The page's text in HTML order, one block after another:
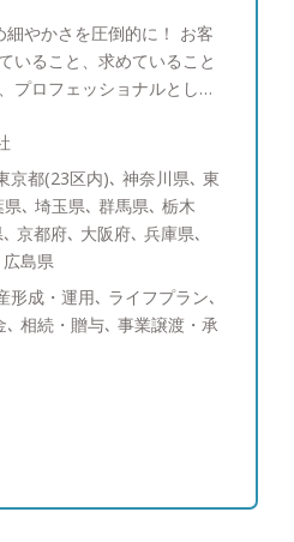
やかさを圧倒的に！ お客
いること、求めていること
プロフェッショナルとして
有された後も、刻一刻と移
響を受けてお客様は様々な
があります。株式等の価格
じで、今日良いと思っても
は限りません。適宜、お客
がら先回りして情報提供を
産運用を安心して行ってい
います。 ●IFAとしての想
ご存じない方も多いかと思
談する際には、大手証券の
でパーソナル化が進んでい
えていく中でどんどん多様
京都(23区内)､ 神奈川県､ 東
､ 埼玉県､ 群馬県､ 栃木
京都府､ 大阪府､ 兵庫県､
島県
形成・運用､ ライフプラン､
相続・贈与､ 事業譲渡・承